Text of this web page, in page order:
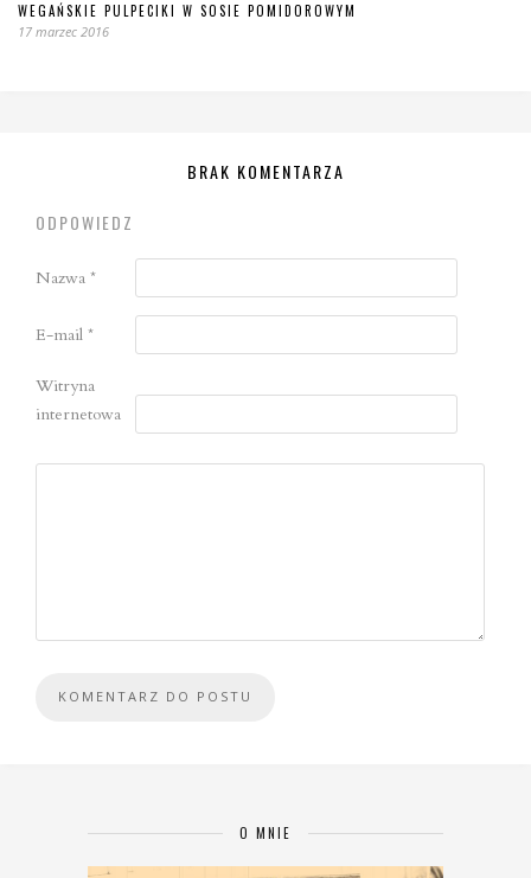
WEGAŃSKIE PULPECIKI W SOSIE POMIDOROWYM
17 marzec 2016
BRAK KOMENTARZA
ODPOWIEDZ
Nazwa *
E-mail *
Witryna
internetowa
O MNIE